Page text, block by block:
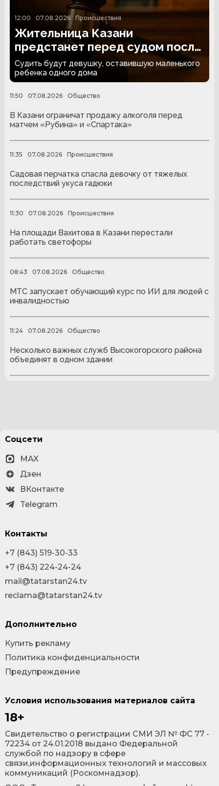
12:00 07.08.2026 Происшествия
Жительница Казани
предстанет перед судом после
гибели полуторагодовалого
сына
Судить будут девушку, оставившую маленького
ребенка одного дома
11:50 07.08.2026 Общество
В Казани ограничат продажу алкоголя перед
матчем «Рубина» и «Спартака»
11:35 07.08.2026 Происшествия
Садовая перчатка спасла девочку от тяжелых
последствий укуса гадюки
11:30 07.08.2026 Происшествия
На площади Вахитова в Казани перестали
работать светофоры
08:43 07.08.2026 Общество
МТС запускает обучающий курс по ИИ для людей с
инвалидностью
11:24 07.08.2026 Общество
Несколько важных служб Высокогорского района
объединят в одном здании
Условия использования материалов сайта
18+
Cвидетельство о регистрации СМИ ЭЛ № ФС 77 -
72234 от 24.01.2018 выдано Федеральной
службой по надзору в сфере
связи,информационных технологий и массовых
коммуникаций (Роскомнадзор).
Соцсети
MAX
Дзен
ВКонтакте
Telegram
Контакты
+7 (843) 519-30-33
+7 (843) 224-24-24
mail@tatarstan24.tv
reclama@tatarstan24.tv
Дополнительно
Купить рекламу
Политика конфиденциальности
Предупреждение